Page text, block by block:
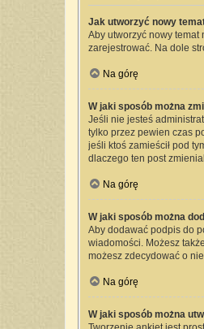
Jak utworzyć nowy
Aby utworzyć nowy temat
zarejestrować. Na dole
Na górę
W jaki sposób można
Jeśli nie jesteś
tylko przez pewien czas
jeśli ktoś zamieścił pod
dlaczego ten post
Na górę
W jaki sposób można
Aby dodawać podpis do
wiadomości. Możesz
możesz zdecydować o
Na górę
W jaki sposób można